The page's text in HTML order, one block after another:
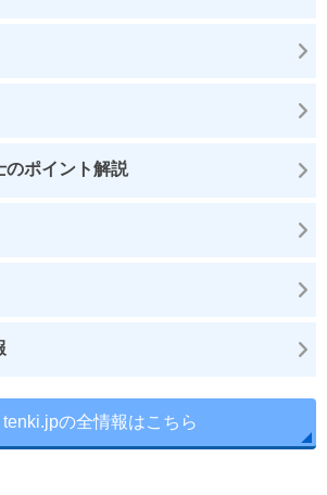
のポイント解説
tenki.jpの全情報はこちら